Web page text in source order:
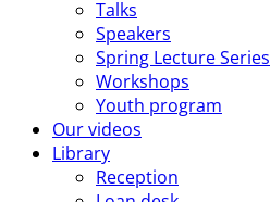
Talks
Speakers
Spring Lecture Series
Workshops
Youth program
Our videos
Library
Reception